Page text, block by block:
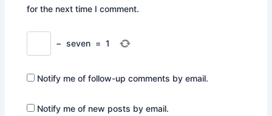
for the next time I comment.
− seven = 1
Notify me of follow-up comments by email.
Notify me of new posts by email.